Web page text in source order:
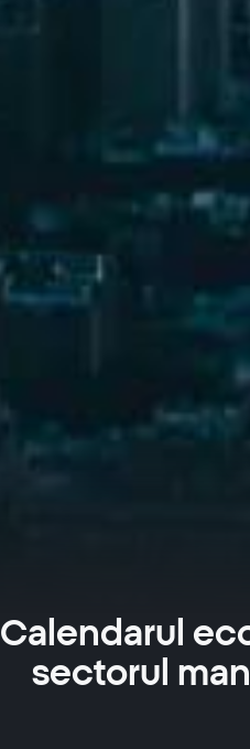
Calendarul
sectorul